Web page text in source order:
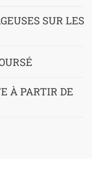
SUR LES
À PARTIR DE